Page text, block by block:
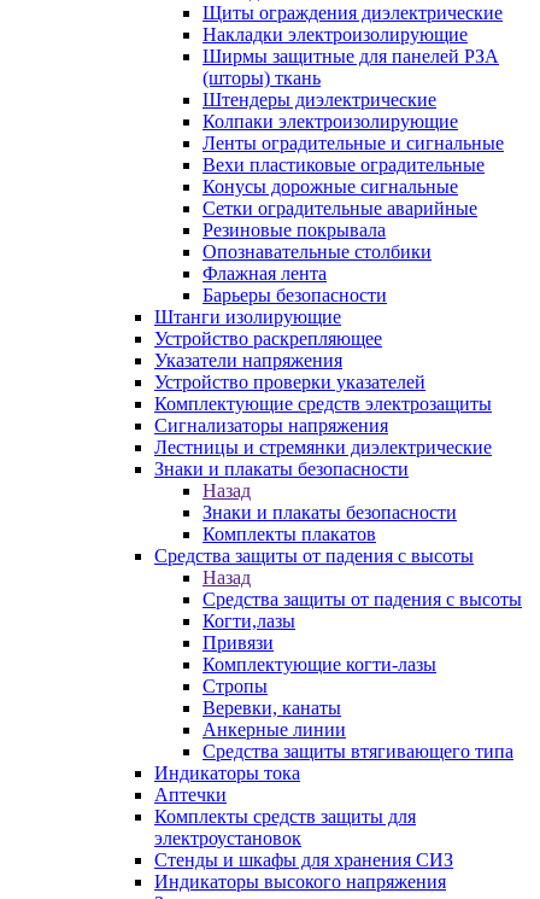
Щиты ограждения диэлектрические
Накладки электроизолирующие
Ширмы защитные для панелей РЗА
(шторы) ткань
Штендеры диэлектрические
Колпаки электроизолирующие
Ленты оградительные и сигнальные
Вехи пластиковые оградительные
Конусы дорожные сигнальные
Сетки оградительные аварийные
Резиновые покрывала
Опознавательные столбики
Флажная лента
Барьеры безопасности
Штанги изолирующие
Устройство раскрепляющее
Указатели напряжения
Устройство проверки указателей
Комплектующие средств электрозащиты
Сигнализаторы напряжения
Лестницы и стремянки диэлектрические
Знаки и плакаты безопасности
Назад
Знаки и плакаты безопасности
Комплекты плакатов
Средства защиты от падения с высоты
Назад
Средства защиты от падения с высоты
Когти,лазы
Привязи
Комплектующие когти-лазы
Стропы
Веревки, канаты
Анкерные линии
Средства защиты втягивающего типа
Индикаторы тока
Аптечки
Комплекты средств защиты для
электроустановок
Стенды и шкафы для хранения СИЗ
Индикаторы высокого напряжения